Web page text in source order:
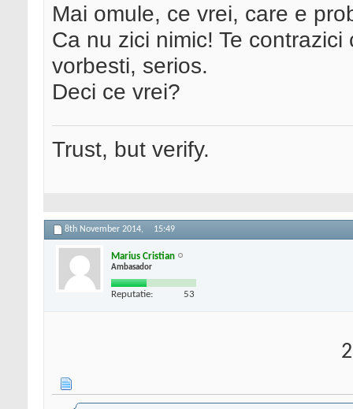
Mai omule, ce vrei, care e
Ca nu zici nimic! Te
vorbesti, serios.
Deci ce vrei?
Trust, but verify.
8th November 2014, 15:49
Marius Cristian
Ambasador
Reputatie: 53